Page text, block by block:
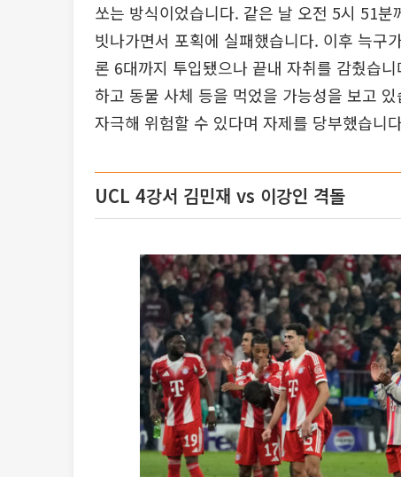
쏘는 방식이었습니다. 같은 날 오전 5시 51
빗나가면서 포획에 실패했습니다. 이후 늑구
론 6대까지 투입됐으나 끝내 자취를 감췄습
하고 동물 사체 등을 먹었을 가능성을 보고
자극해 위험할 수 있다며 자제를 당부했습니
UCL 4강서 김민재 vs 이강인 격돌